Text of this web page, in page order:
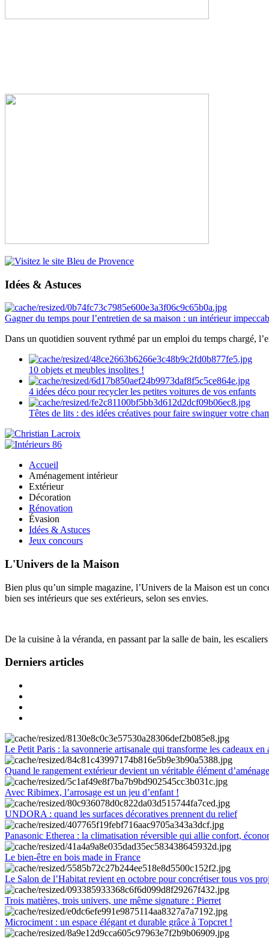
Idées & Astuces
Gagner du temps pour l’entretien de sa maison : un intérieur
Dans un quotidien souvent rythmé par un emploi du temps chargé,
10 objets et meubles insolites !
4 idées déco pour recycler les petites voitures de vos enfants
Têtes de lits : des idées créatives pour faire swinguer votre
Accueil
Aménagement intérieur
Extérieur
Décoration
Rénovation
Évasion
Idées & Astuces
Jeux concours
L'Univers de la Maison
Bien plus qu’un simple magazine, l’Univers de la Maison est un
bien ses intérieurs que ses extérieurs, selon ses envies.
De la cuisine à la véranda, en passant par la salle de bain, les
Derniers articles
Le Petit Paris : la savonnerie artisanale qui transforme les cadeaux en
Quand le rangement extérieur devient un véritable élément
Avec Ribimex, l’arrosage est un jeu d’enfant !
UNDORA : quand les surfaces décoratives prennent du relief
Panasonic Etherea : la climatisation réversible qui allie confort,
Le bien-être en bois made in France
Le Salon de l’Habitat revient en octobre pour concrétiser tous vos
Trois matières, trois univers, une même signature : Pierret
Microciment : un espace élégant et durable grâce à Topcret !